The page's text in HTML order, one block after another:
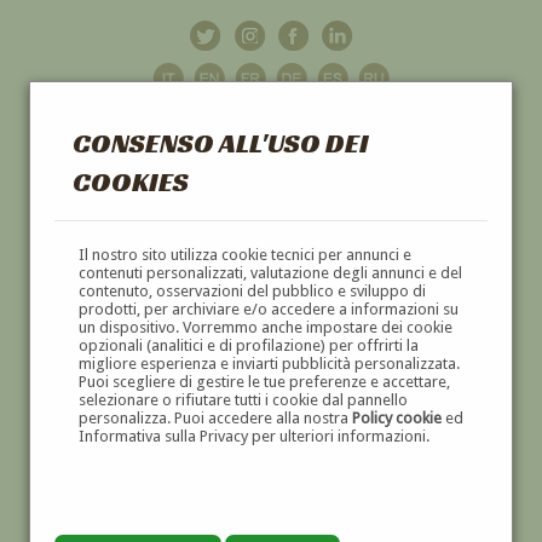
CONSENSO ALL'USO DEI
COOKIES
Il nostro sito utilizza cookie tecnici per annunci e
contenuti personalizzati, valutazione degli annunci e del
contenuto, osservazioni del pubblico e sviluppo di
prodotti, per archiviare e/o accedere a informazioni su
un dispositivo. Vorremmo anche impostare dei cookie
opzionali (analitici e di profilazione) per offrirti la
migliore esperienza e inviarti pubblicità personalizzata.
Puoi scegliere di gestire le tue preferenze e accettare,
selezionare o rifiutare tutti i cookie dal pannello
personalizza. Puoi accedere alla nostra Policy cookieed
Informativa sulla Privacy per ulteriori informazioni.
GALLERIAD'ARTE
DIPINTI E SCULTURE '800 E '900